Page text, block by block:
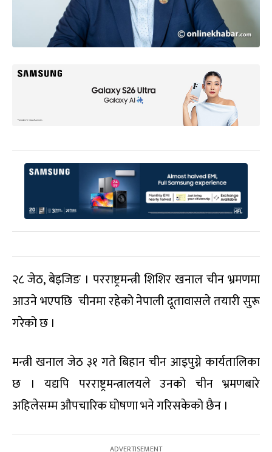
२८ जेठ, बेइजिङ । परराष्ट्रमन्त्री शिशिर खनाल चीन भ्रमणमा
आउने भएपछि चीनमा रहेको नेपाली दूतावासले तयारी सुरू
गरेको छ ।
मन्त्री खनाल जेठ ३१ गते बिहान चीन आइपुग्ने कार्यतालिका
छ । यद्यपि परराष्ट्रमन्त्रालयले उनको चीन भ्रमणबारे
अहिलेसम्म औपचारिक घोषणा भने गरिसकेको छैन ।